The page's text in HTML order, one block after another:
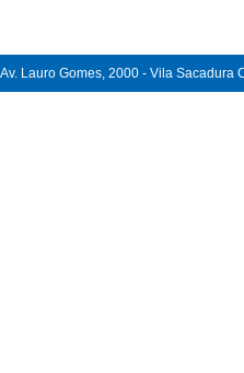
Lauro Gomes, 2000 - Vila